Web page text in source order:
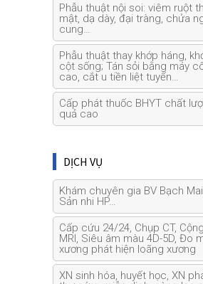
Phẫu thuật nội soi: viêm ruột
mật, dạ dày, đại tràng, chửa
cung…
Phẫu thuật thay khớp háng,
cột sống; Tán sỏi bằng máy
cao, cắt u tiền liệt tuyến…
Cấp phát thuốc BHYT chất
quả cao
DỊCH VỤ
Khám chuyên gia BV Bạch
Sản nhi HP…
Cấp cứu 24/24, Chụp CT,
MRI, Siêu âm màu 4D-5D, Đo
xương phát hiện loãng xương
XN sinh hóa, huyết học, XN